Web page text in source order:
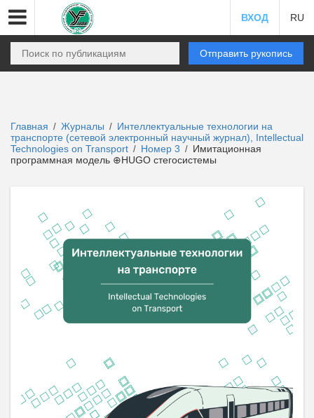
ВХОД RU
Отправить рукопись
Главная / Журналы / Интеллектуальные технологии на
транспорте (сетевой электронный научный журнал), Intellectual
Technologies on Transport / Номер 3 / Имитационная
программная модель ⊕HUGO стегосистемы